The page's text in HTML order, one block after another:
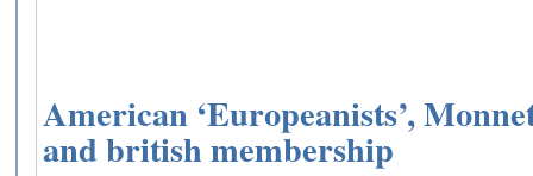
American ‘Europeanists’,
and british membership